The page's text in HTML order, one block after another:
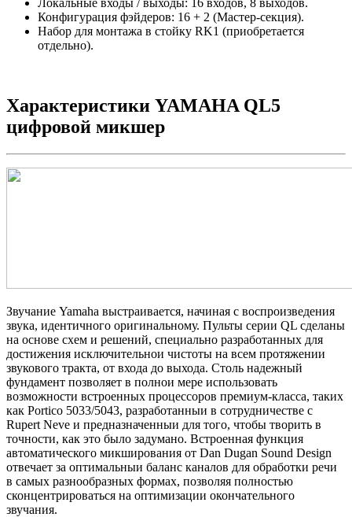
Локальные входы / выходы: 16 входов, 8 выходов.
Конфигурация фэйдеров: 16 + 2 (Мастер-секция).
Набор для монтажа в стойку RK1 (приобретается
отдельно).
Характеристики YAMAHA QL5
цифровой микшер
Звучание Yamaha выстраивается, начиная с воспроизведения
звука, идентичного оригинальному. Пульты серии QL сделаны
на основе схем и решений, специально разработанных для
достижения исключительнои чистоты на всем протяжении
звукового тракта, от входа до выхода. Столь надежный
фундамент позволяет в полнои мере использовать
возможности встроенных процессоров премиум-класса, таких
как Portico 5033/5043, разработанныи в сотрудничестве с
Rupert Neve и предназначенныи для того, чтобы творить в
точности, как это было задумано. Встроенная функция
автоматического микширования от Dan Dugan Sound Design
отвечает за оптимальныи баланс каналов для обработки речи
в самых разнообразных формах, позволяя полностью
сконцентрироваться на оптимизации окончательного
звучания.